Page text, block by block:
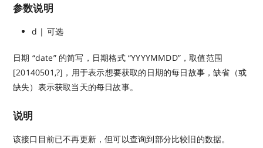
参数说明
d | 可选
日期 “date” 的简写，日期格式 “YYYYMMDD”，取值范围
[20140501,?]，用于表示想要获取的日期的每日故事，缺省（或
缺失）表示获取当天的每日故事。
说明
该接口目前已不再更新，但可以查询到部分比较旧的数据。